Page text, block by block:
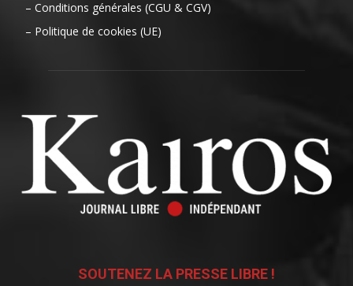
– Conditions générales (CGU & CGV)
– Politique de cookies (UE)
SOUTENEZ LA PRESSE LIBRE !